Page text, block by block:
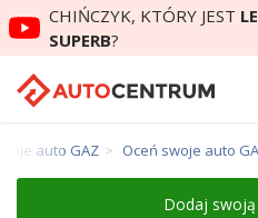
CHIŃCZYK, KTÓRY JEST
SUPERB?
auto GAZ Oceń swoje auto
Dodaj swoją